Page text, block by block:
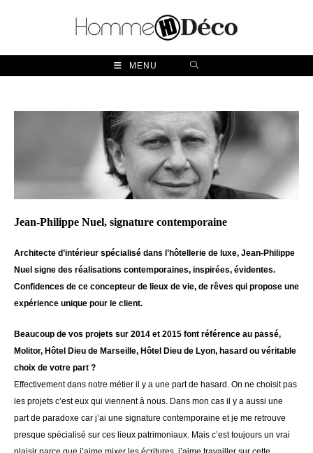
MENU
Jean-Philippe Nuel, signature contemporaine
Architecte d’intérieur spécialisé dans l’hôtellerie de luxe, Jean-Philippe
Nuel signe des réalisations contemporaines, inspirées, évidentes.
Confidences de ce concepteur de lieux de vie, de rêves qui propose une
expérience unique pour le client.
Beaucoup de vos projets sur 2014 et 2015 font référence au passé,
Molitor, Hôtel Dieu de Marseille, Hôtel Dieu de Lyon, hasard ou véritable
choix de votre part ?
Effectivement dans notre métier il y a une part de hasard. On ne choisit pas
les projets c’est eux qui viennent à nous. Dans mon cas il y a aussi une
part de paradoxe car j’ai une signature contemporaine et je me retrouve
presque spécialisé sur ces lieux patrimoniaux. Mais c’est toujours un vrai